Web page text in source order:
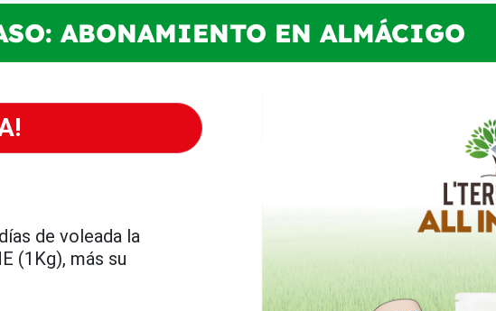
ABONAMIENTO EN ALMÁCIGO
de voleada la
(1Kg), más su